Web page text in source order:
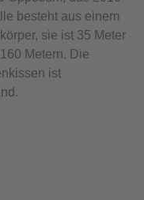
besteht aus einem
sie ist 35 Meter
Metern. Die
ist